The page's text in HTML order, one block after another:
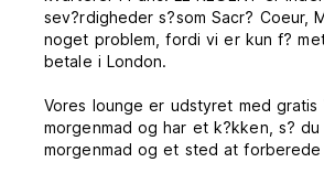
sev?rdigheder s?som Sacr? Coeur,
noget problem, fordi vi er kun f?
betale i London.
Vores lounge er udstyret med gratis Wi-Fi og
morgenmad og har et k?kken, s?
morgenmad og et sted at